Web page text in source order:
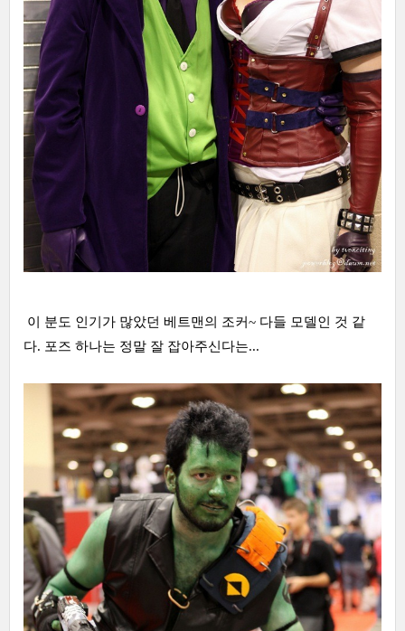
이 분도 인기가 많았던 베트맨의 조커~ 다들 모델인 것 같
다. 포즈 하나는 정말 잘 잡아주신다는...